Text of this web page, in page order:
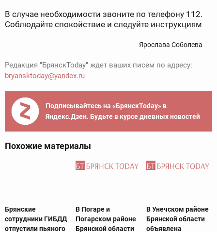
В случае необходимости звоните по телефону 112.
Соблюдайте спокойствие и следуйте инструкциям
Ярослава Соболева
Редакция "БрянскToday" ждет ваших писем по адресу:
bryansktoday@yandex.ru
Подписывайтесь на «БрянскToday» в
Яндекс.Дзен. Будьте в курсе дневных новостей
Похожие материалы
Брянские
сотрудники ГИБДД
отпустили пьяного
В Погаре и
Погарском районе
Брянской области
В Унечском районе
Брянской области
объявлена